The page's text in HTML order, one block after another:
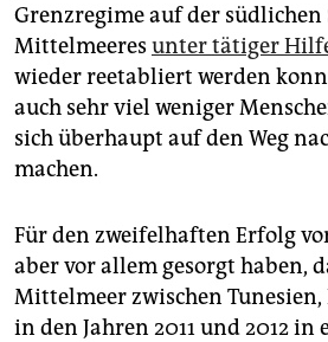
Grenzregime auf der südlichen
Mittelmeeres unter tätiger
wieder reetabliert werden
auch sehr viel weniger
sich überhaupt auf den Weg
machen.
Für den zweifelhaften Erfolg
aber vor allem gesorgt haben,
Mittelmeer zwischen
in den Jahren 2011 und 2012 in